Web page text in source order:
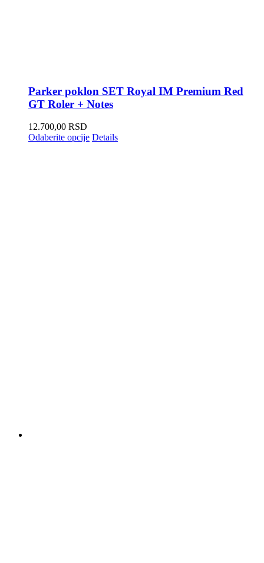
Parker poklon SET Royal IM Premium Red
GT Roler + Notes
12.700,00 RSD
Odaberite opcije Details